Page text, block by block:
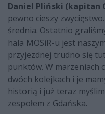
Daniel Pliński (kapitan
pewno cieszy
średnia. Ostatnio
hala MOSiR-u jest
przyjezdnej trudno się
punktów. W marzeniach
dwóch kolejkach i je
historią i już teraz
zespołem z Gdańska.